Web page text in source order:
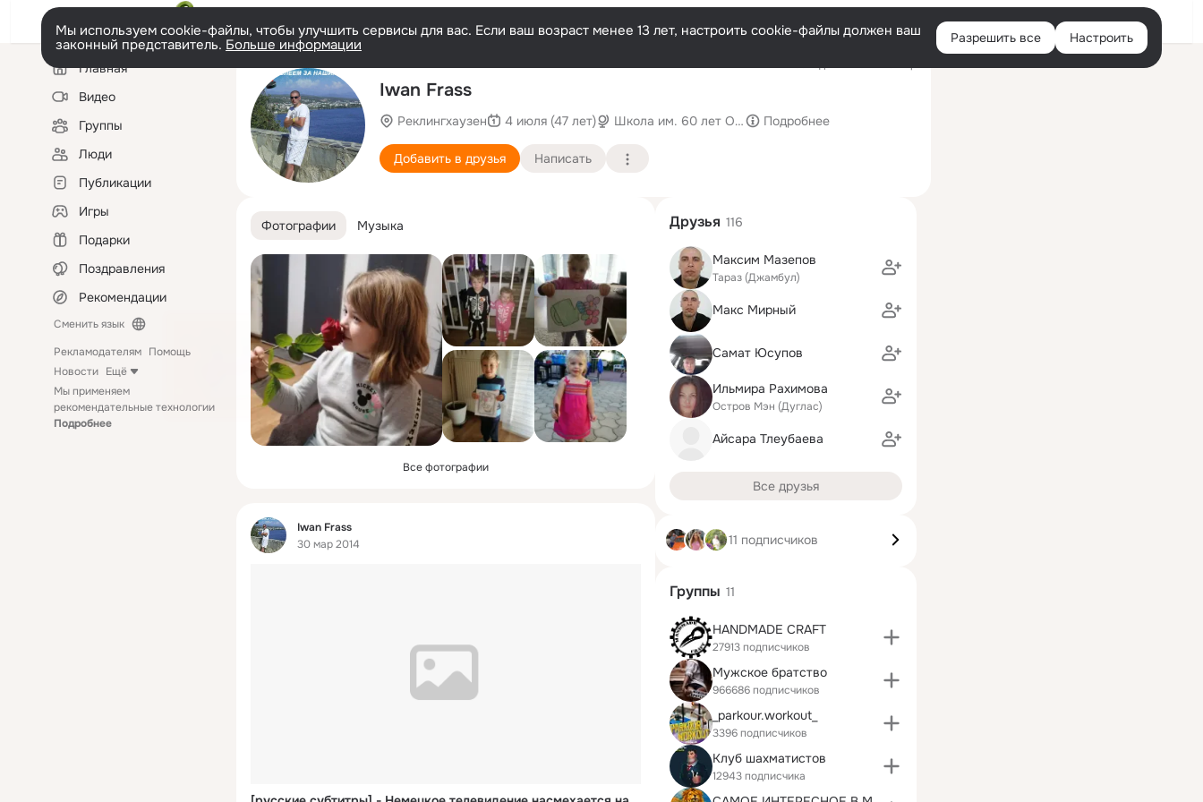
Войти
Мы используем cookie-файлы, чтобы улучшить сервисы для вас. Если ваш возраст менее 13 лет, настроить cookie-файлы должен ваш
законный представитель. Больше информации Разрешить все Настроить
Левая
колонкаГлавная
Видео
Группы
Люди
Публикации
Игры
Подарки
Поздравления
Рекомендации
Сменить язык
Рекламодателям Помощь
Новости Ещё
Мы применяем
рекомендательные технологии
Подробнее
Iwan Frass
Реклингхаузен 4 июля (47 лет) Школа им. 60 лет Октябрьской Революции
Подробнее
Добавить в друзья Написать
Фотографии Музыка
Все фотографии
Фид
Iwan Frass
30 мар 2014
Друзья 116
Максим Мазепов
Тараз (Джамбул)
Макс Мирный
Самат Юсупов
Ильмира Рахимова
Остров Мэн (Дуглас)
Айсара Тлеубаева
Все друзья
11 подписчиков
Группы 11
HANDMADE CRAFT
27913 подписчиков
Мужское братство
966686 подписчиков
_parkour.workout_
3396 подписчиков
Клуб шахматистов
12943 подписчика